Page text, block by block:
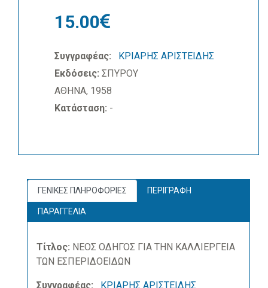
15.00
Συγγραφέας:
ΚΡΙΑΡΗΣ ΑΡΙΣΤΕΙΔΗΣ
Εκδόσεις: ΣΠΥΡΟΥ
ΑΘΗΝΑ, 1958
Κατάσταση: -
ΓΕΝΙΚΕΣ ΠΛΗΡΟΦΟΡΙΕΣ ΠΕΡΙΓΡΑΦΗ
ΠΑΡΑΓΓΕΛΙΑ
Τίτλος: ΝΕΟΣ ΟΔΗΓΟΣ ΓΙΑ ΤΗΝ ΚΑΛΛΙΕΡΓΕΙΑ
ΤΩΝ ΕΣΠΕΡΙΔΟΕΙΔΩΝ
Συγγραφέας: ΚΡΙΑΡΗΣ ΑΡΙΣΤΕΙΔΗΣ